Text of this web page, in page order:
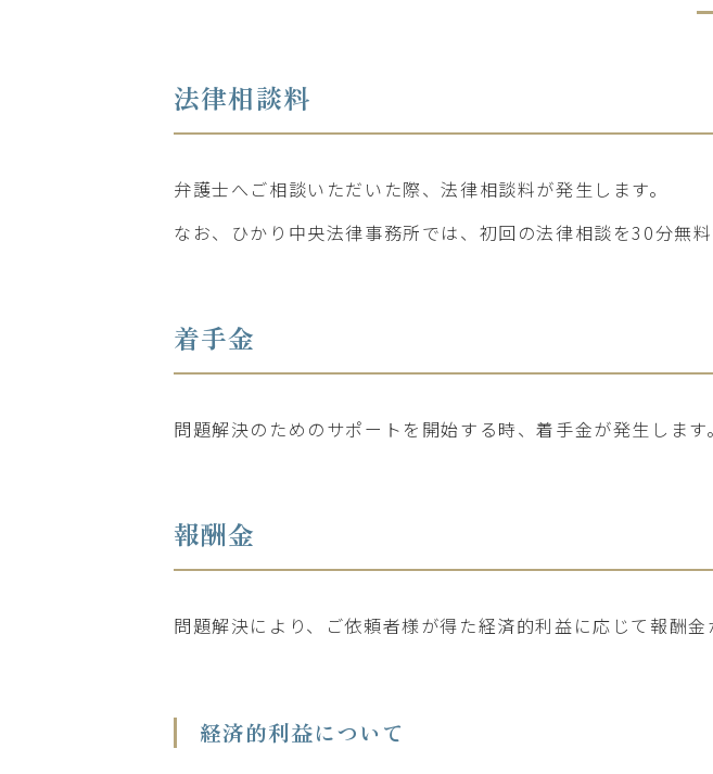
法律相談料
弁護士へご相談いただいた際、法律相談料が発生します。
なお、ひかり中央法律事務所では、初回の法律相談を30分無料
着手金
問題解決のためのサポートを開始する時、着手金が発生します。
報酬金
問題解決により、ご依頼者様が得た経済的利益に応じて報酬金
経済的利益について